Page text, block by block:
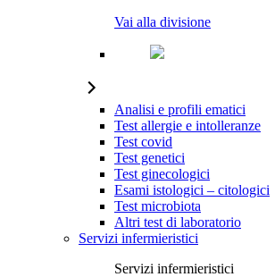
Vai alla divisione
Analisi e profili ematici
Test allergie e intolleranze
Test covid
Test genetici
Test ginecologici
Esami istologici – citologici
Test microbiota
Altri test di laboratorio
Servizi infermieristici
Servizi infermieristici